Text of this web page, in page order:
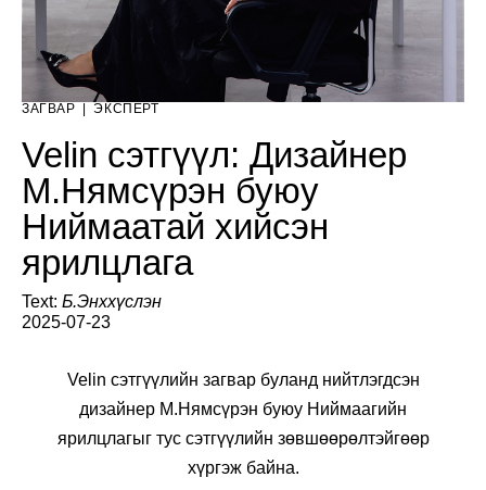
ЗАГВАР ЭКСПЕРТ
Velin сэтгүүл: Дизайнер
М.Нямсүрэн буюу
Ниймаатай хийсэн
ярилцлага
Text: Б.Энххүслэн
2025-07-23
Velin сэтгүүлийн загвар буланд нийтлэгдсэн
дизайнер М.Нямсүрэн буюу Ниймаагийн
ярилцлагыг тус сэтгүүлийн зөвшөөрөлтэйгөөр
хүргэж байна.